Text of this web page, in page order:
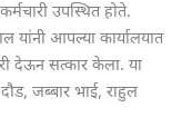
उपस्थित होते.
यांनी आपल्या कार्यालयात
देऊन सत्कार केला. या
जब्बार भाई, राहुल